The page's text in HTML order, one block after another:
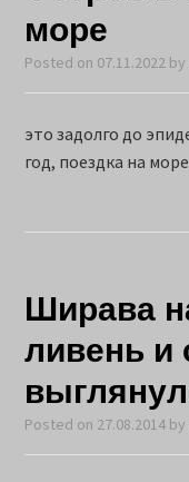
море
Posted on 07.11.2022 by
это задолго до
год, поездка на
Шиpава
ливень и
Posted on 27.08.2014 by